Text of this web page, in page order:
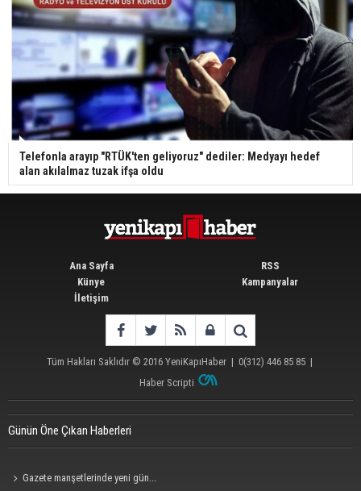
Telefonla arayıp "RTÜK'ten geliyoruz" dediler: Medyayı hedef
alan akılalmaz tuzak ifşa oldu
Ana Sayfa
Künye
İletişim
RSS
Kampanyalar
Tüm Hakları Saklıdır © 2016 YeniKapıHaber| 0(312) 446 85 85|
Haber Scripti
Günün Öne Çıkan Haberleri
Gazete manşetlerinde yeni gün...